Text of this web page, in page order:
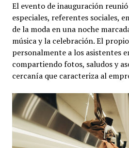
El evento de inauguración
especiales, referentes sociales,
de la moda en una noche
música y la celebración. El
personalmente a los asistentes
compartiendo fotos, saludos y
cercanía que caracteriza al